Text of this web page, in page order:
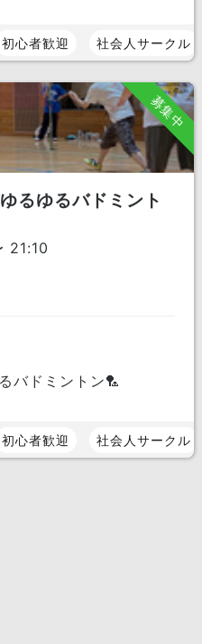
初心者歓迎 社会人サークル
募集中
るゆるバドミント
21:10
バドミントン🏸
初心者歓迎 社会人サークル